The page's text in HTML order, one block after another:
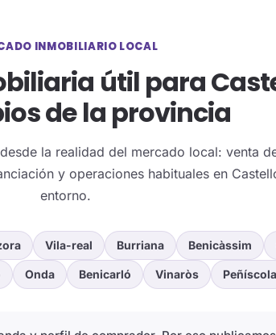
INMOBILIARIO LOCAL
útil para
de la provincia
la realidad del mercado local: venta
y operaciones habituales en
entorno.
Vila-real Burriana Benicàssim
Onda Benicarló Vinaròs Peñíscola